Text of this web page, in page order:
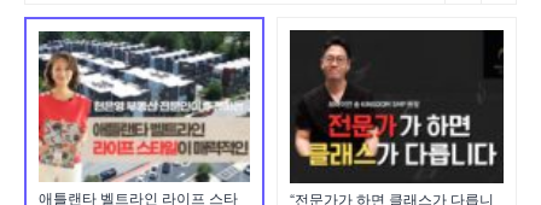
애틀랜타 벨트라인 라이프 스타
“전문가가 하면 클래스가 다릅니